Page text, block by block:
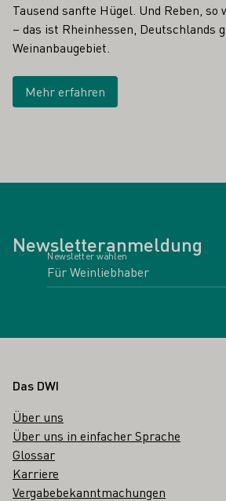
Tausend sanfte Hügel. Und Reben, so
– das ist Rheinhessen, Deutschlands
Weinanbaugebiet.
Mehr erfahren
Newsletteranmeldung
Newsletter wählen
Fußbereich
Das DWI
Über uns
Über uns in einfacher Sprache
Glossar
Karriere
Vergabebekanntmachungen